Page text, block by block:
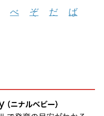
べ ぞ だ
ば